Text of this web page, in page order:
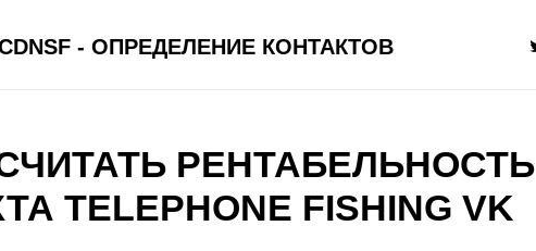
- ОПРЕДЕЛЕНИЕ КОНТАКТОВ
РЕНТАБЕЛЬНОСТЬ
TELEPHONE FISHING VK